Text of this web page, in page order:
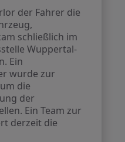
der Fahrer die
schließlich im
Wuppertal-
Ein
wurde zur
die
der
Ein Team zur
derzeit die